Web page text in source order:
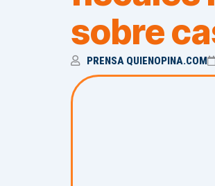
sobre
PRENSA QUIENOPINA.COM